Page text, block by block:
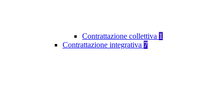
Contrattazione collettiva 1
Contrattazione integrativa 7